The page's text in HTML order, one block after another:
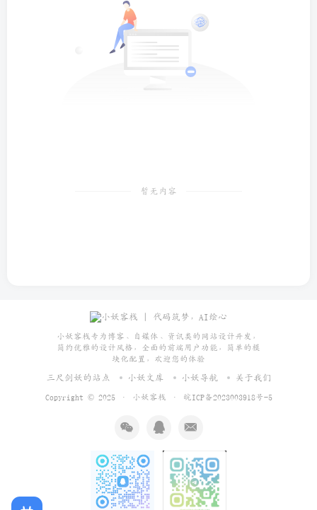
暂无内容
小妖客栈专为博客、自媒体、资讯类的网站设计开发，
简约优雅的设计风格，全面的前端用户功能，简单的模
块化配置，欢迎您的体验
三尺剑妖的站点 小妖文库 小妖导航 关于我们
Copyright © 2025 · 小妖客栈 · 皖ICP备2023003918号-5